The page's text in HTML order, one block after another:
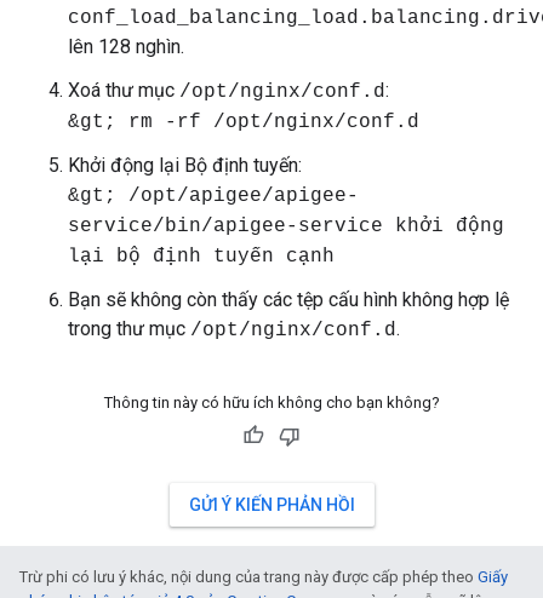
lên 128 nghìn.
Xoá thư mục /opt/nginx/conf.d:
&gt; rm -rf /opt/nginx/conf.d
Khởi động lại Bộ định tuyến:
&gt; /opt/apigee/apigee-
service/bin/apigee-service khởi động
lại bộ định tuyến cạnh
Bạn sẽ không còn thấy các tệp cấu hình không hợp lệ
trong thư mục /opt/nginx/conf.d.
Thông tin này có hữu ích không cho bạn không?
GỬI Ý KIẾN PHẢN HỒI
Trừ phi có lưu ý khác, nội dung của trang này được cấp phép theo Giấy